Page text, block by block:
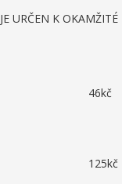
URČEN K OKAMŽITÉ
46kč
125kč